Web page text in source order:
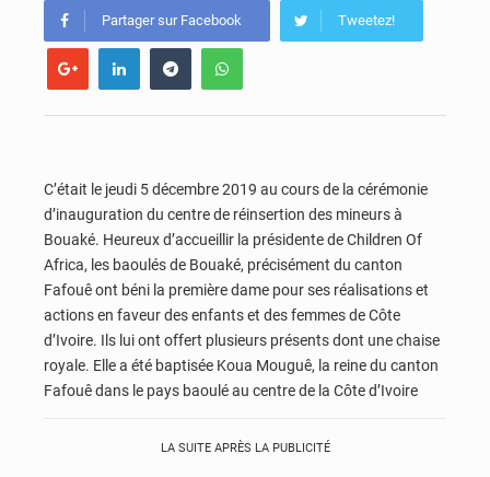
Partager sur Facebook Tweetez!
C’était le jeudi 5 décembre 2019 au cours de la cérémonie
d’inauguration du centre de réinsertion des mineurs à
Bouaké. Heureux d’accueillir la présidente de Children Of
Africa, les baoulés de Bouaké, précisément du canton
Fafouê ont béni la première dame pour ses réalisations et
actions en faveur des enfants et des femmes de Côte
d’Ivoire. Ils lui ont offert plusieurs présents dont une chaise
royale. Elle a été baptisée Koua Mouguê, la reine du canton
Fafouê dans le pays baoulé au centre de la Côte d’Ivoire
LA SUITE APRÈS LA PUBLICITÉ